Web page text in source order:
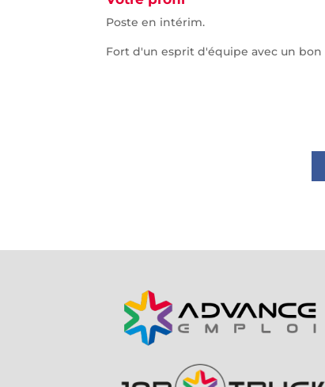
Poste en intérim.
Fort d'un esprit d'équipe avec un